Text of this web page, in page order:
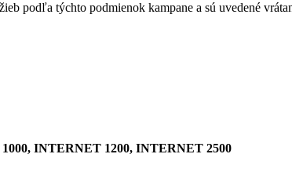
podľa týchto podmienok kampane a sú uvedené
INTERNET 1200, INTERNET 2500